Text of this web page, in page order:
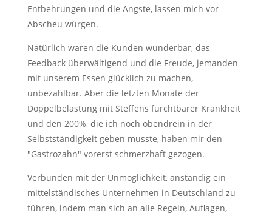
Entbehrungen und die Ängste, lassen mich vor
Abscheu würgen.
Natürlich waren die Kunden wunderbar, das
Feedback überwältigend und die Freude, jemanden
mit unserem Essen glücklich zu machen,
unbezahlbar. Aber die letzten Monate der
Doppelbelastung mit Steffens furchtbarer Krankheit
und den 200%, die ich noch obendrein in der
Selbstständigkeit geben musste, haben mir den
"Gastrozahn" vorerst schmerzhaft gezogen.
Verbunden mit der Unmöglichkeit, anständig ein
mittelständisches Unternehmen in Deutschland zu
führen, indem man sich an alle Regeln, Auflagen,